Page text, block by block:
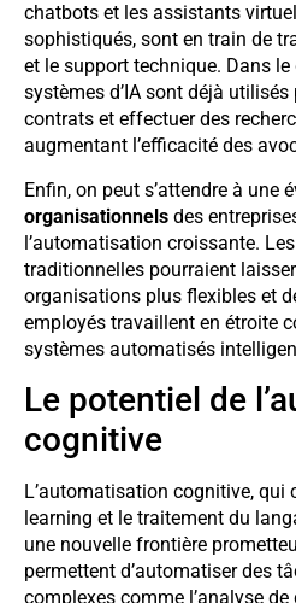
chatbots et les assistants
sophistiqués, sont en train de
et le support technique. Dans
systèmes d’IA sont déjà
contrats et effectuer des
augmentant l’efficacité des
Enfin, on peut s’attendre à une
organisationnels des
l’automatisation croissante.
traditionnelles pourraient
organisations plus flexibles et
employés travaillent en étroite
systèmes automatisés
Le potentiel de
cognitive
L’automatisation cognitive, qui
learning et le traitement du
une nouvelle frontière
permettent d’automatiser des
complexes comme l’analyse